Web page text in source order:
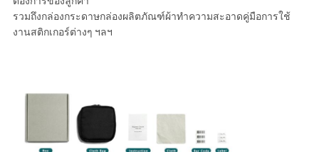
รวมถึงกล่องกระดาษกล่องผลิตภัณฑ์ผ้าทำความสะอาดคู่มือการใช้
งานสติกเกอร์ต่างๆ ฯลฯ